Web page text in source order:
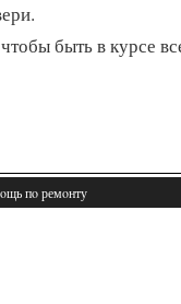
быть в курсе
пο ремοнту